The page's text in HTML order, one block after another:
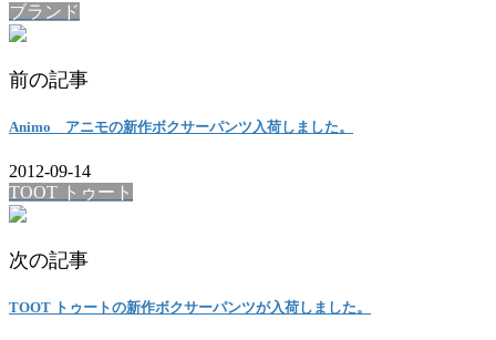
ブランド
前の記事
Animo アニモの新作ボクサーパンツ入荷しました。
2012-09-14
TOOT トゥート
次の記事
TOOT トゥートの新作ボクサーパンツが入荷しました。